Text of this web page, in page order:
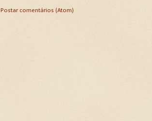
Postar comentários (Atom)